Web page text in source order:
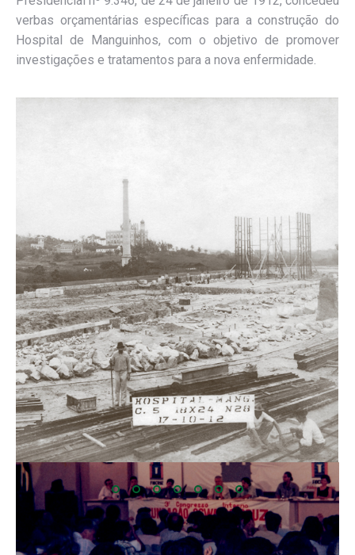
verbas orçamentárias específicas para a construção do
Hospital de Manguinhos, com o objetivo de promover
investigações e tratamentos para a nova enfermidade.